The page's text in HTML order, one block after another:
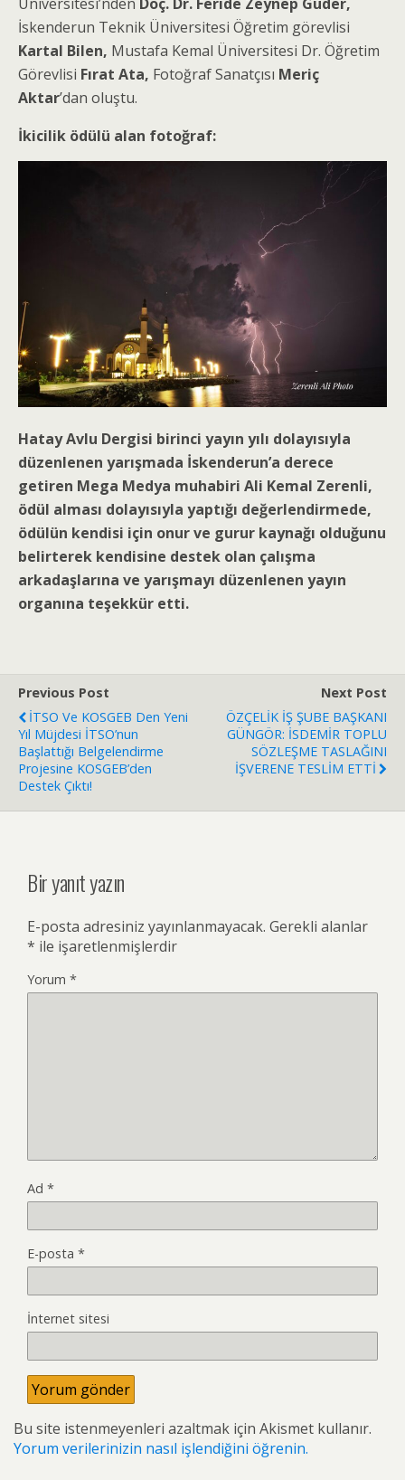
İskenderun Teknik Üniversitesi Öğretim görevlisi
Kartal Bilen, Mustafa Kemal Üniversitesi Dr. Öğretim
Görevlisi Fırat Ata, Fotoğraf Sanatçısı Meriç
Aktar’dan oluştu.
İkicilik ödülü alan fotoğraf:
Hatay Avlu Dergisi birinci yayın yılı dolayısıyla
düzenlenen yarışmada İskenderun’a derece
getiren Mega Medya muhabiri Ali Kemal Zerenli,
ödül alması dolayısıyla yaptığı değerlendirmede,
ödülün kendisi için onur ve gurur kaynağı olduğunu
belirterek kendisine destek olan çalışma
arkadaşlarına ve yarışmayı düzenlenen yayın
organına teşekkür etti.
Previous Post
İTSO Ve KOSGEB Den Yeni
Yıl Müjdesi İTSO’nun
Başlattığı Belgelendirme
Projesine KOSGEB’den
Destek Çıktı!
Next Post
ÖZÇELİK İŞ ŞUBE BAŞKANI
GÜNGÖR: İSDEMİR TOPLU
SÖZLEŞME TASLAĞINI
İŞVERENE TESLİM ETTİ
Bir yanıt yazın
E-posta adresiniz yayınlanmayacak. Gerekli alanlar
* ile işaretlenmişlerdir
Yorum *
Ad *
E-posta *
İnternet sitesi
Bu site istenmeyenleri azaltmak için Akismet kullanır.
Yorum verilerinizin nasıl işlendiğini öğrenin.